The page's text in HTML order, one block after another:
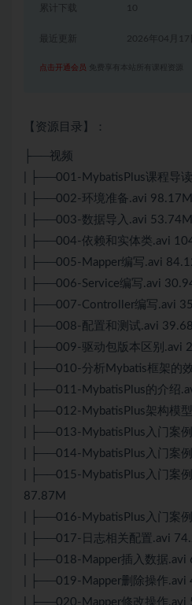
累计下载 10
2026年04月17
点击开通会员 免费享有本站所有课程资源
【资源目录】：
├──视频
| ├──001-MybatisPlus课程导
| ├──002-环境准备.avi 98.17M
| ├──003-数据导入.avi 53.74M
| ├──004-依赖和实体类.avi
| ├──005-Mapper编写.avi
| ├──006-Service编写.avi
| ├──007-Controller编写.avi
| ├──008-配置和测试.avi
| ├──009-驱动包版本区别.avi
| ├──010-分析Mybatis框架的
| ├──011-MybatisPlus的介绍
| ├──012-MybatisPlus架构模
| ├──013-MybatisPlus入门案
| ├──014-MybatisPlus入门案
| ├──015-MybatisPlus入门案
87.87M
| ├──016-MybatisPlus入门案
| ├──017-日志相关配置.avi
| ├──018-Mapper插入数据.avi
| ├──019-Mapper删除操作.avi
| ├──020-Mapper修改操作.avi